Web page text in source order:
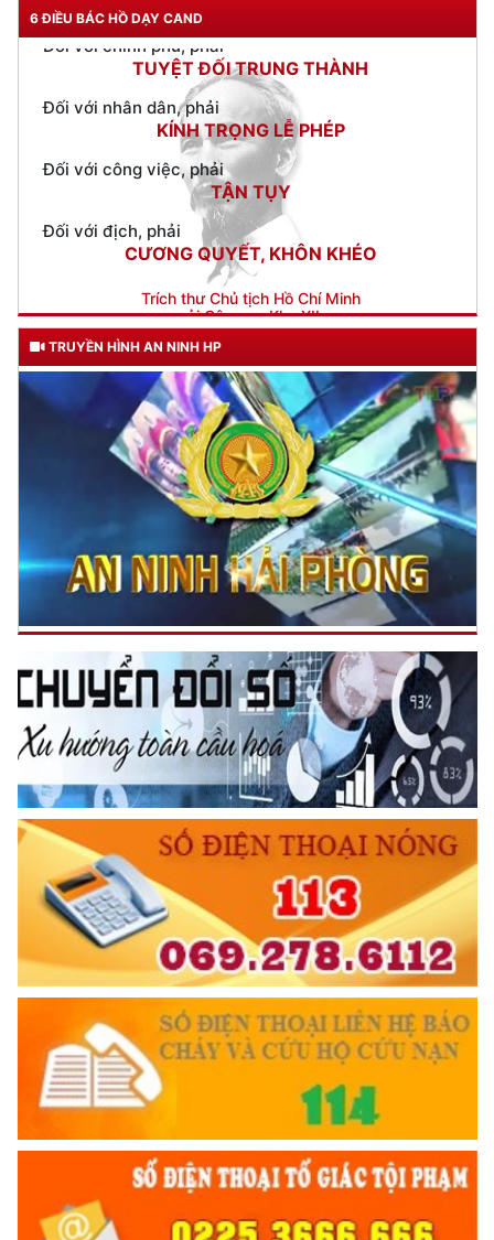
6 ĐIỀU BÁC HỒ DẠY CAND
Đối với nhân dân, phải
KÍNH TRỌNG LỄ PHÉP
Đối với công việc, phải
TẬN TỤY
CƯƠNG QUYẾT, KHÔN KHÉO
Trích thư Chủ tịch Hồ Chí Minh
gửi Công an Khu XII,
ngày 11 tháng 3 năm 1948.
TRUYỀN HÌNH AN NINH HP